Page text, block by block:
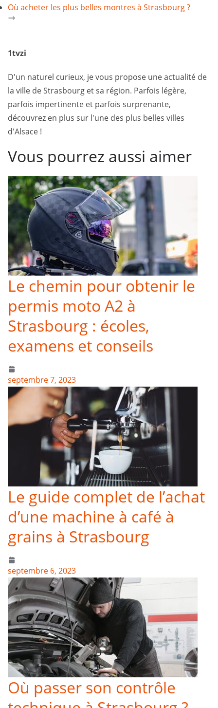
Où acheter les plus belles montres à Strasbourg ?
1tvzi
D'un naturel curieux, je vous propose une actualité de
la ville de Strasbourg et sa région. Parfois légère,
parfois impertinente et parfois surprenante,
découvrez en plus sur l'une des plus belles villes
d'Alsace !
Vous pourrez aussi aimer
Le chemin pour obtenir le
permis moto A2 à
Strasbourg : écoles,
examens et conseils
septembre 7, 2023
Le guide complet de l’achat
d’une machine à café à
grains à Strasbourg
septembre 6, 2023
Où passer son contrôle